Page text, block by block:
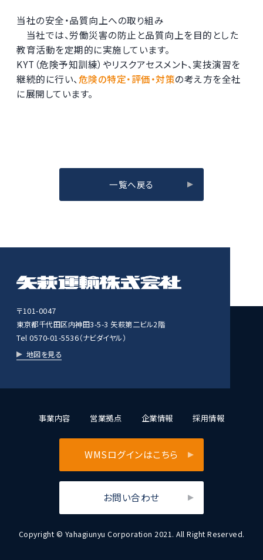
当社の安全・品質向上への取り組み
当社では、労働災害の防止と品質向上を目的とした
教育活動を定期的に実施しています。
KYT（危険予知訓練）やリスクアセスメント、実技演習を
継続的に行い、危険の特定・評価・対策の考え方を全社
に展開しています。
一覧へ戻る
〒101-0047
東京都千代田区内神田3-5-3 矢萩第二ビル2階
Tel 0570-01-5536（ナビダイヤル）
地図を見る
事業内容 営業拠点 企業情報 採用情報
WMSログインはこちら
お問い合わせ
Copyright © Yahagiunyu Corporation 2021. All Right Reserved.